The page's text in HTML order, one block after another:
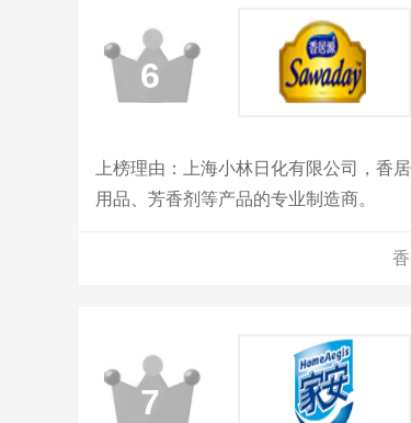
6
上榜理由：上海小林日化有限公司，香
用品、芳香剂等产品的专业制造商。
7